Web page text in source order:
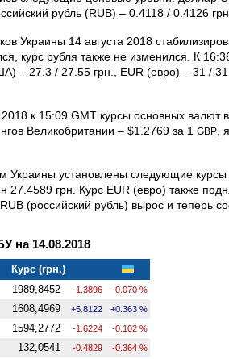
рубль (RUB) – 0.4118 / 0.4126 грн.
Украины 14 августа 2018
курс рубля также не изменился. К
– 27.3 / 27.55 грн., EUR (евро) – 31 /
к 15:09 GMT курсы основных
Великобритании – $1.2769 за 1 GBP ,
Украины установлены следующие курсы
грн. Курс EUR (евро) также
(российский рубль) вырос и теперь
на 14.08.2018
Курс (грн.)
1989,8452 -1.3896 -0.070 %
1608,4969 +5.8122 +0.363 %
1594,2772 -1.6224 -0.102 %
132,0541 -0.4829 -0.364 %